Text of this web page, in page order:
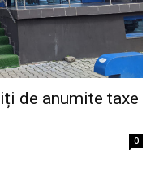
de anumite taxe
0